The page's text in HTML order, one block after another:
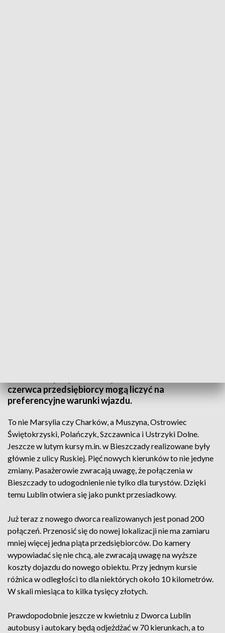
czerwca przedsiębiorcy mogą liczyć na
preferencyjne warunki wjazdu.
To nie Marsylia czy Charków, a Muszyna, Ostrowiec
Świętokrzyski, Polańczyk, Szczawnica i Ustrzyki Dolne.
Jeszcze w lutym kursy m.in. w Bieszczady realizowane były
głównie z ulicy Ruskiej. Pięć nowych kierunków to nie jedyne
zmiany. Pasażerowie zwracają uwagę, że połączenia w
Bieszczady to udogodnienie nie tylko dla turystów. Dzięki
temu Lublin otwiera się jako punkt przesiadkowy.
Już teraz z nowego dworca realizowanych jest ponad 200
połączeń. Przenosić się do nowej lokalizacji nie ma zamiaru
mniej więcej jedna piąta przedsiębiorców. Do kamery
wypowiadać się nie chcą, ale zwracają uwagę na wyższe
koszty dojazdu do nowego obiektu. Przy jednym kursie
różnica w odległości to dla niektórych około 10 kilometrów.
W skali miesiąca to kilka tysięcy złotych.
Prawdopodobnie jeszcze w kwietniu z Dworca Lublin
autobusy i autokary będą odjeżdżać w 70 kierunkach, a to